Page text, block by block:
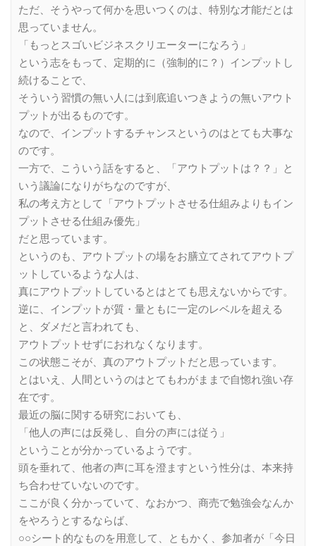
ただ、そうやって何かを思いつくのは、特別な才能だとは
思っていません。
「もっとスゴいビジネスクリエーターになろう」
という志をもって、定期的に（強制的に？）インプットし
続けることで、
そういう習慣の無い人には到底追いつきようの無いアウト
プットが出るものです。
なので、インプットするチャンスというのはとても大事な
のです。
一方で、こういう話をすると、「アウトプットは？？」と
いう議論になりがちなのですが、
私の考え方として「アウトプットさせる仕組みよりもイン
プットさせる仕組み優先」
だと思っています。
というのも、アウトプットの場をお膳立てされてアウトプ
ットしているような人は、
真にアウトプットしているとはとても思えないからです。
逆に、インプットが質・量ともに一定のレベルを超える
と、ダメだと言われても、
アウトプットせずにおれなくなります。
この状態こそが、真のアウトプットだと思っています。
とはいえ、人間というのはとてもわがままで自惚れ強い存
在です。
最近の脳に関する研究においても、
「他人の声には反発し、自分の声には従う」
ということが分かっているようです。
頭を垂れて、他者の声に耳を澄ますという性分は、本来持
ち合わせていないのです。
ここが良く分かっていて、なおかつ、商売で勉強会なんか
をやろうとするならば、
○○シート的なものを用意して、ともかく、参加者が「今日